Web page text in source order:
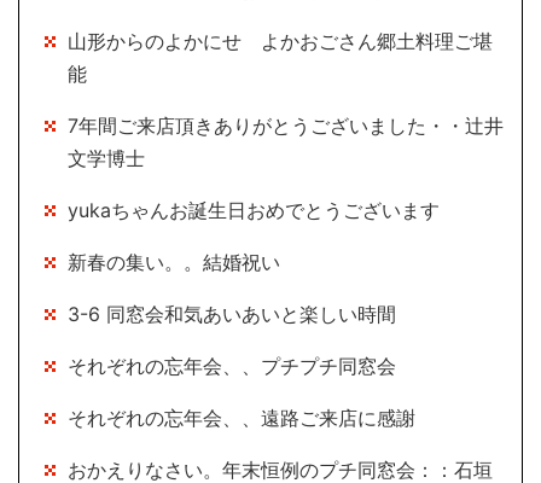
山形からのよかにせ よかおごさん郷土料理ご堪
能
7年間ご来店頂きありがとうございました・・辻井
文学博士
yukaちゃんお誕生日おめでとうございます
新春の集い。。結婚祝い
3-6 同窓会和気あいあいと楽しい時間
それぞれの忘年会、、プチプチ同窓会
それぞれの忘年会、、遠路ご来店に感謝
おかえりなさい。年末恒例のプチ同窓会：：石垣